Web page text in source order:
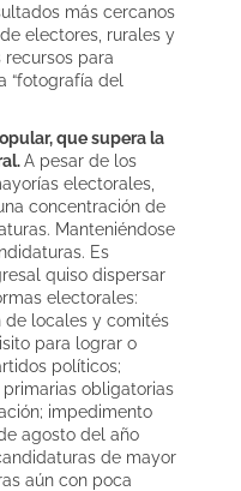
más cercanos
electores, rurales y
recursos para
“fotografía del
que supera la
A pesar de los
electorales,
concentración de
Manteniéndose
Es
quiso dispersar
electorales:
de locales y comités
para lograr o
políticos;
obligatorias
impedimento
agosto del año
de mayor
aún con poca